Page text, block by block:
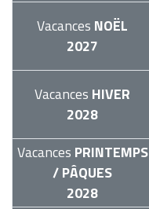
Vacances NOËL
2027
Vacances HIVER
2028
Vacances PRINTEMPS
/ PÂQUES
2028